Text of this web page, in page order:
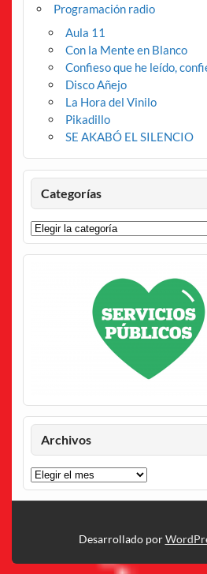
Programación radio
Aula 11
Con la Mente en Blanco
Confieso que he leído,
Disco Añejo
La Hora del Vinilo
Pikadillo
SE AKABÓ EL SILENCIO
Categorías
Categorías
Archivos
Archivos
Desarrollado por